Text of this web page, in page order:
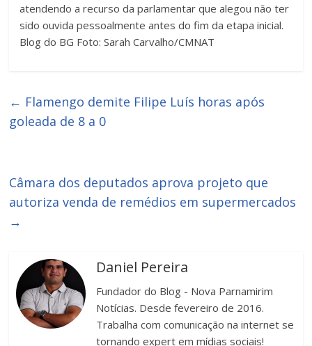
atendendo a recurso da parlamentar que alegou não ter
sido ouvida pessoalmente antes do fim da etapa inicial.
Blog do BG Foto: Sarah Carvalho/CMNAT
← Flamengo demite Filipe Luís horas após
goleada de 8 a 0
Câmara dos deputados aprova projeto que
autoriza venda de remédios em supermercados
→
Daniel Pereira
Fundador do Blog - Nova Parnamirim
Notícias. Desde fevereiro de 2016.
Trabalha com comunicação na internet se
tornando expert em mídias sociais!